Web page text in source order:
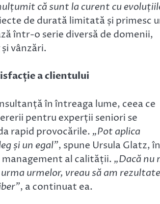
că sunt la curent cu
de durată limitată și primesc
într-o serie diversă de domenii,
vânzări.
a clientului
în întreaga lume, ceea ce
pentru experții seniori se
rapid provocările. „Pot aplica
și un egal”, spune Ursula Glatz, în
management al calității. „Dacă nu
urmelor, vreau să am rezultate
, a continuat ea.